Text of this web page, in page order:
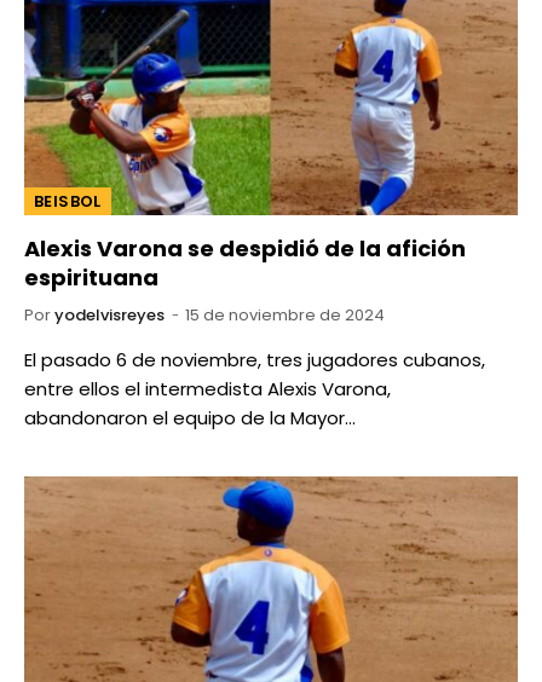
BEISBOL
Alexis Varona se despidió de la afición
espirituana
Poryodelvisreyes 15 de noviembre de 2024
El pasado 6 de noviembre, tres jugadores cubanos,
entre ellos el intermedista Alexis Varona,
abandonaron el equipo de la Mayor…